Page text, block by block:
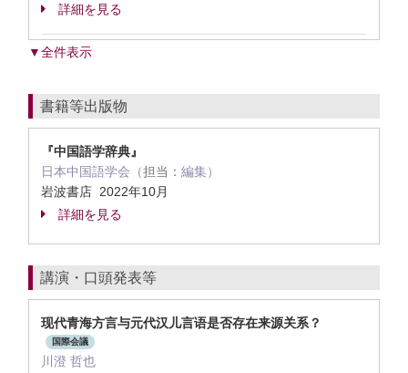
詳細を見る
▼全件表示
書籍等出版物
『中国語学辞典』
日本中国語学会（担当： 編集）
岩波書店 2022年10月
詳細を見る
講演・口頭発表等
现代青海方言与元代汉儿言语是否存在来源关系？
国際会議
川澄 哲也